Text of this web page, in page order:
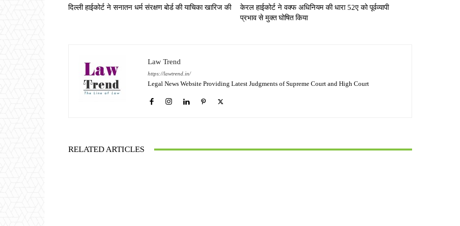
दिल्ली हाईकोर्ट ने सनातन धर्म संरक्षण बोर्ड की याचिका खारिज की
केरल हाईकोर्ट ने वक्फ अधिनियम की धारा 52ए को पूर्वव्यापी
प्रभाव से मुक्त घोषित किया
Law Trend
https://lawtrend.in/
Legal News Website Providing Latest Judgments of Supreme Court and High Court
RELATED ARTICLES